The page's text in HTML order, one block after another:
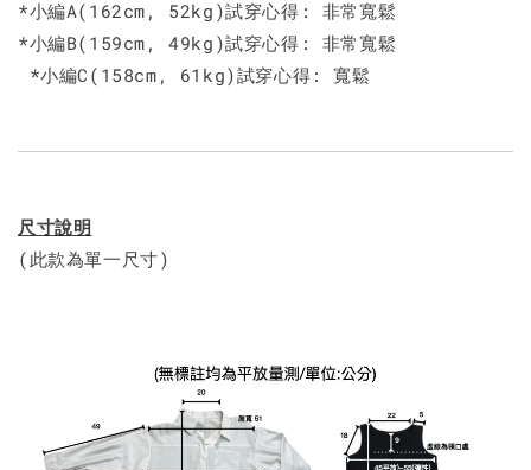
*小編A(162cm, 52kg)試穿心得: 非常寬鬆
*小編B(159cm, 49kg)試穿心得: 非常寬鬆
*小編C(158cm, 61kg)試穿心得: 寬鬆
尺寸說明
(此款為單一尺寸)